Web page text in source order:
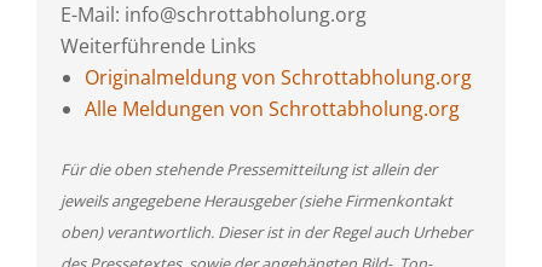
E-Mail: info@schrottabholung.org
Weiterführende Links
Originalmeldung von Schrottabholung.org
Alle Meldungen von Schrottabholung.org
Für die oben stehende Pressemitteilung ist allein der
jeweils angegebene Herausgeber (siehe Firmenkontakt
oben) verantwortlich. Dieser ist in der Regel auch Urheber